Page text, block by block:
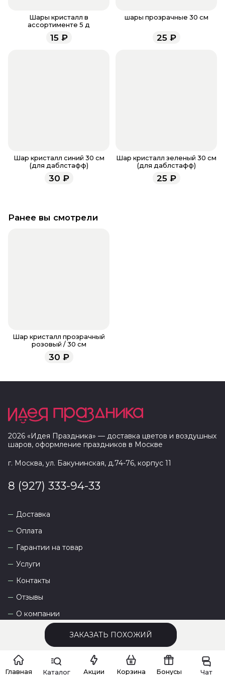
ЗАКАЗАТЬ ПОХОЖИЙ
заказа, звоните по номеру телефона 8 (927) 936-71-
86 или напишите WhatsApp
менеджеры работают ежедневно с 9.00 до 23.00 и
Шары кристалл в
ассортименте 5 д
15₽
шары прозрачные 30 см
25₽
Шар кристалл синий 30 см
(для даблстафф)
30 ₽
Шар кристалл зеленый 30 см
(для даблстафф)
25₽
Ранее вы смотрели
Шар кристалл прозрачный
розовый / 30 см
30 ₽
2026 «Идея Праздника» — доставка цветов и воздушных
шаров, оформление праздников в Москве
г. Москва, ул. Бакунинская, д.74-76, корпус 11
8 (927) 333-94-33
Доставка
Оплата
Гарантии на товар
Услуги
Контакты
Отзывы
О компании
Главная Каталог Акции Корзина Бонусы Чат